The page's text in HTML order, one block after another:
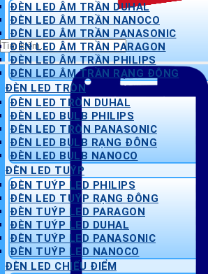
Tìm
kiếm:
ĐÈN LED ÂM TRẦN DUHAL
ĐÈN LED ÂM TRẦN NANOCO
ĐÈN LED ÂM TRẦN PANASONIC
ĐÈN LED ÂM TRẦN PARAGON
ĐÈN LED ÂM TRẦN PHILIPS
ĐÈN LED ÂM TRẦN RẠNG ĐÔNG
ĐÈN LED TRÒN
ĐÈN LED TRÒN DUHAL
ĐÈN LED BULB PHILIPS
ĐÈN LED TRÒN PANASONIC
ĐÈN LED BULB RẠNG ĐÔNG
ĐÈN LED BULB NANOCO
ĐÈN LED TUÝP
ĐÈN TUÝP LED PHILIPS
ĐÈN LED TUÝP RẠNG ĐÔNG
ĐÈN TUÝP LED PARAGON
ĐÈN TUÝP LED DUHAL
ĐÈN TUÝP LED PANASONIC
ĐÈN TUÝP LED NANOCO
ĐÈN LED CHIẾU ĐIỂM